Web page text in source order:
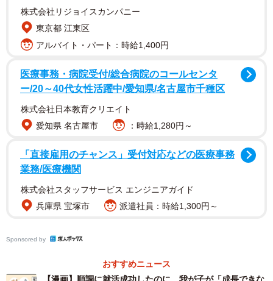
校に入学。定期テストにもこつこつ取り組んで、自宅から
通えるいちばん偏差値の高い大学の人気学部の指定校推薦
を勝ち取るなど、親から見ても「心配の必要がないタイ
プ」だったそうです。
期の語学留学など充実した毎日を過ごしつつ、まだ大学3年
生になったばかりの頃から熱心に就職活動に取り組みまし
て、ホワイトな会社に入社しなきゃ」と何人ものOB訪問を
した甲斐もあり、人気企業ランキングに載る会社から3社の
株式会社リジョイスカンパニー
東京都 江東区
アルバイト・パート：時給1,400円
医療事務・病院受付/総合病院のコールセンタ
ー/20～40代女性活躍中/愛知県/名古屋市千種区
株式会社日本教育クリエイト
愛知県 名古屋市
：時給1,280円～
「直接雇用のチャンス」受付対応などの医療事務
業務/医療機関
株式会社スタッフサービス エンジニアガイド
兵庫県 宝塚市
派遣社員：時給1,300円～
Sponsored by
おすすめニュース